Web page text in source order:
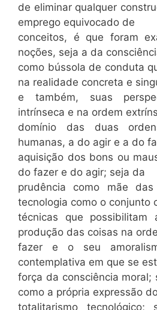
de eliminar qualquer
emprego equivocado de
conceitos, é que foram
noções, seja a da
como bússola de conduta
na realidade concreta e
e também, suas
intrínseca e na ordem
domínio das duas
humanas, a do agir e a do
aquisição dos bons ou
do fazer e do agir; seja da
prudência como mãe
tecnologia como o conjunto
técnicas que possibilitam
produção das coisas na
fazer e o seu
contemplativa em que se
força da consciência moral;
como a própria expressão
totalitarismo tecnológico;